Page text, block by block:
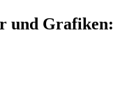
und Grafiken: